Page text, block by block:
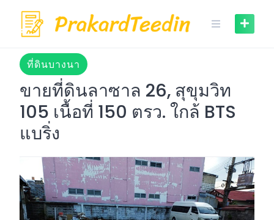
content
ที่ดินบางนา
ขายที่ดินลาซาล 26, สุขุมวิท
105 เนื้อที่ 150 ตรว. ใกล้ BTS
แบริ่ง